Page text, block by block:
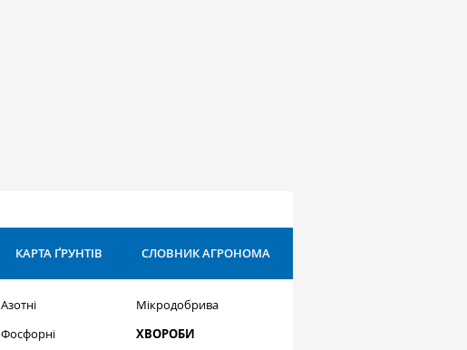
КАРТА ҐРУНТІВ СЛОВНИК АГРОНОМА
Азотні
Фосфорні
Мікродобрива
ХВОРОБИ